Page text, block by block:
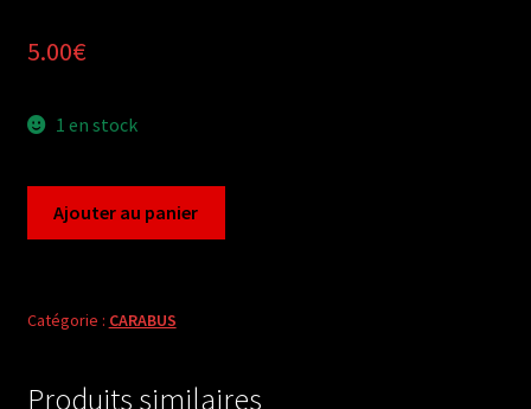
5.00€
1 en stock
sylvestris
Ajouter au panier
Catégorie : CARABUS
Produits similaires